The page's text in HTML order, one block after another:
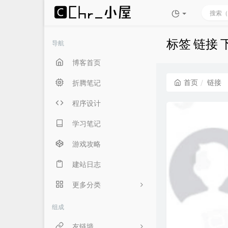
导航
博客首页
折腾笔记
程序设计
学习笔记
游戏攻略
建站日志
更多分类
言俞专用
组成
标签 链接
首页 链接